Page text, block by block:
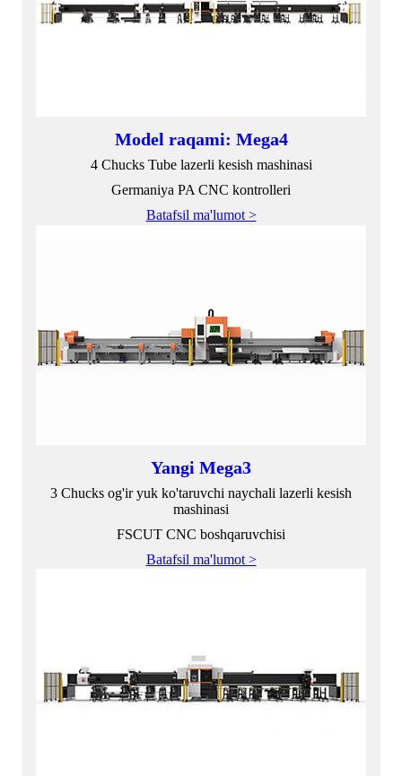
Model raqami: Mega4
4 Chucks Tube lazerli kesish mashinasi
Germaniya PA CNC kontrolleri
Batafsil ma'lumot >
Yangi Mega3
3 Chucks og'ir yuk ko'taruvchi naychali lazerli kesish
mashinasi
FSCUT CNC boshqaruvchisi
Batafsil ma'lumot >